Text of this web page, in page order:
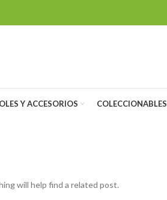
Y ACCESORIOS COLECCIONABLES
will help find a related post.